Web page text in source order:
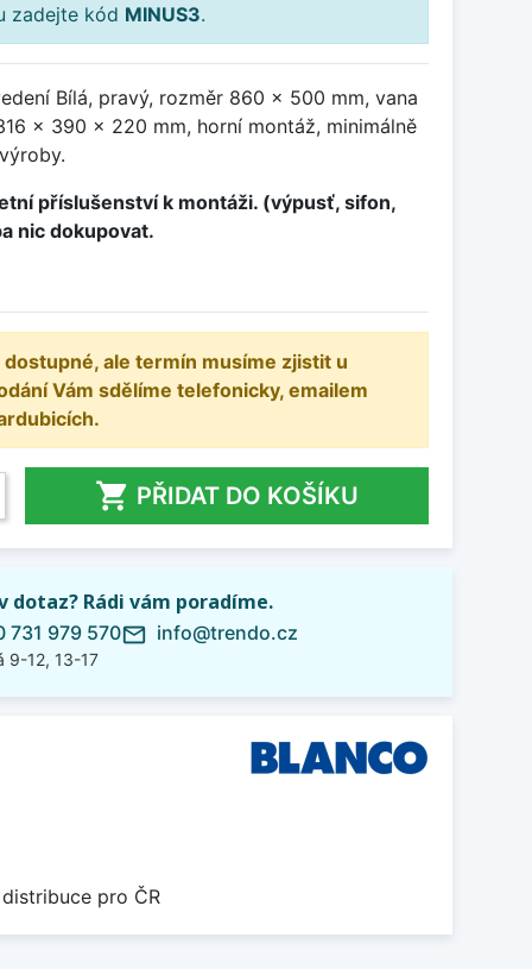
zadejte kód MINUS3.
Bílá, pravý, rozměr 860 x 500 mm, vana
x 390 x 220 mm, horní montáž, minimálně
příslušenství k montáži. (výpusť, sifon,
nic dokupovat.
ale termín musíme zjistit u
Vám sdělíme telefonicky, emailem
 PŘIDAT DO KOŠÍKU
dotaz? Rádi vám poradíme.
731 979 570
9-12, 13-17
mail_outline info@trendo.cz
pro ČR